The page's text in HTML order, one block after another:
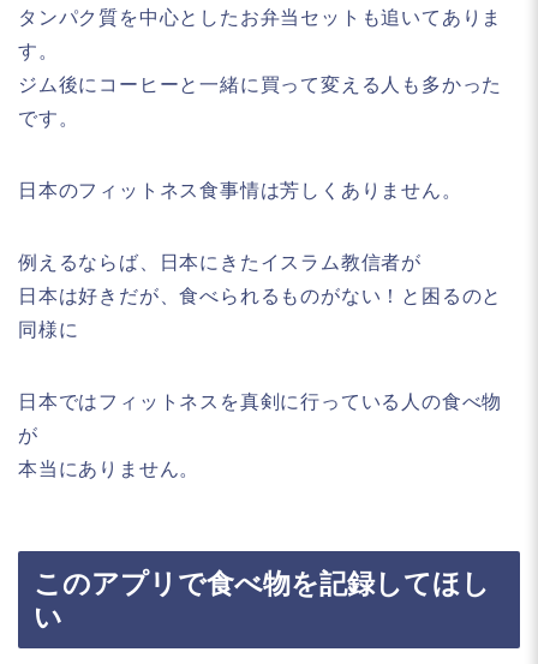
タンパク質を中心としたお弁当セットも追いてありま
す。
ジム後にコーヒーと一緒に買って変える人も多かった
です。
日本のフィットネス食事情は芳しくありません。
例えるならば、日本にきたイスラム教信者が
日本は好きだが、食べられるものがない！と困るのと
同様に
日本ではフィットネスを真剣に行っている人の食べ物
が
本当にありません。
このアプリで食べ物を記録してほし
い